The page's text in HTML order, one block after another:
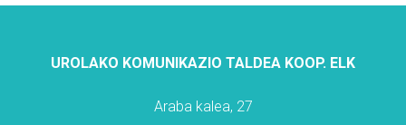
UROLAKO KOMUNIKAZIO TALDEA KOOP. ELK
Araba kalea, 27